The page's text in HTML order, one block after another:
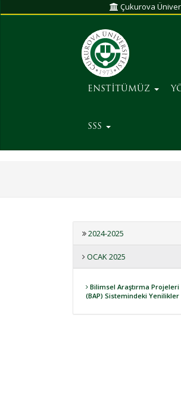
Çukurova
ENSTİTÜMÜZ
SSS
2024-2025
OCAK 2025
Bilimsel Araştırma Projeleri
(BAP) Sistemindeki Yenilikler